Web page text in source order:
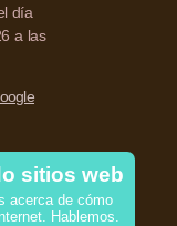
día
a las
sitios web
acerca de cómo
Hablemos.